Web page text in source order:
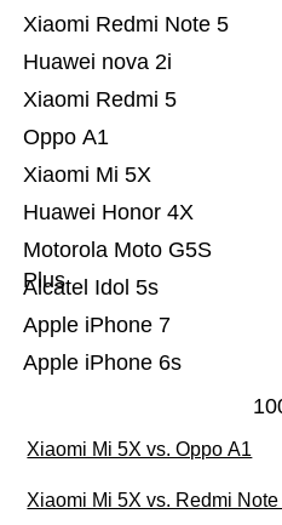
Apple iPhone 6s
Apple iPhone 7
Alcatel Idol 5s
Motorola Moto G5S
Plus
Huawei Honor 4X
Xiaomi Mi 5X
Oppo A1
Xiaomi Redmi 5
Huawei nova 2i
Xiaomi Redmi Note 5
Xiaomi Mi 5X vs. Oppo A1
Xiaomi Mi 5X vs. Redmi Note